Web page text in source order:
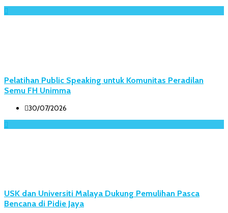
Pelatihan Public Speaking untuk Komunitas Peradilan
Semu FH Unimma
30/07/2026
USK dan Universiti Malaya Dukung Pemulihan Pasca
Bencana di Pidie Jaya